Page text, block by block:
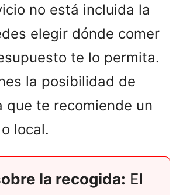
no está incluida la
elegir dónde comer
te lo permita.
la posibilidad de
que te recomiende un
local.
la recogida: El